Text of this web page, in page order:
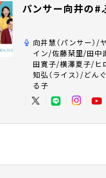
パンサー向井の#
向井慧（パンサー）/
イン/佐藤栞里/田中
田寛子/横澤夏子/
知弘（ライス）/どん
る子